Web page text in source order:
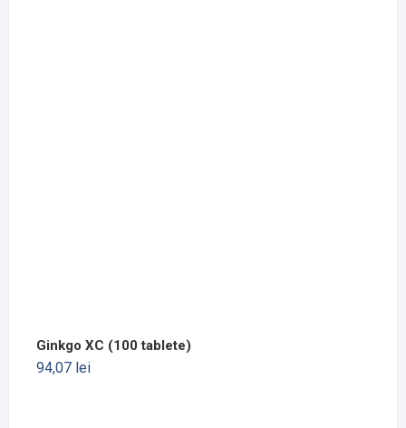
Ginkgo XC (100 tablete)
94,07 lei